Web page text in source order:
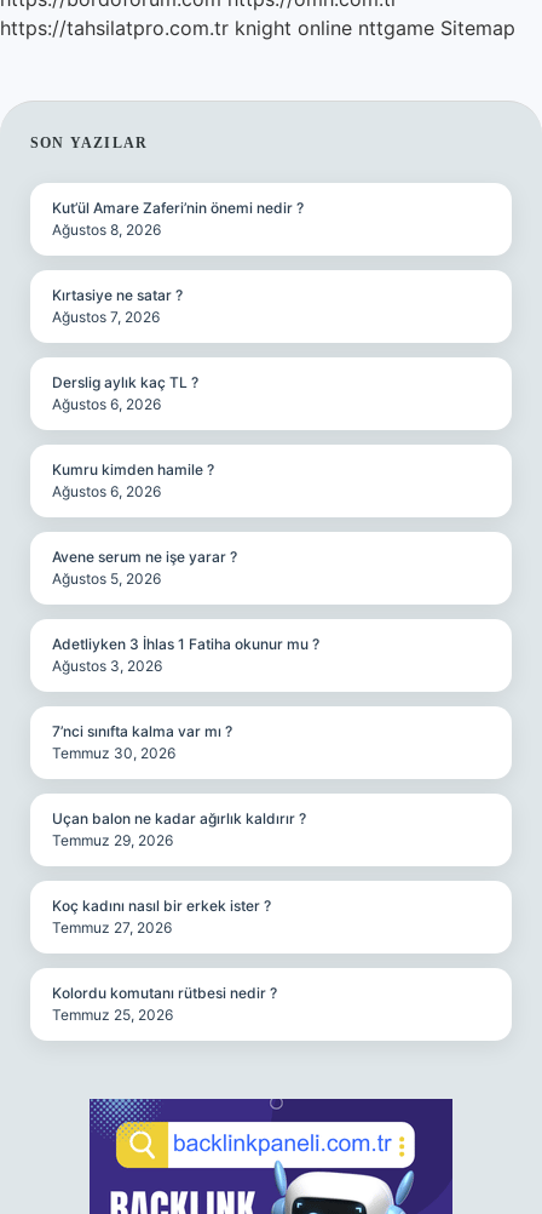
https://tahsilatpro.com.tr knight online nttgame Sitemap
SIDEBAR
SON YAZILAR
Kut’ül Amare Zaferi’nin önemi nedir ?
Ağustos 8, 2026
Kırtasiye ne satar ?
Ağustos 7, 2026
Derslig aylık kaç TL ?
Ağustos 6, 2026
Kumru kimden hamile ?
Ağustos 6, 2026
Avene serum ne işe yarar ?
Ağustos 5, 2026
Adetliyken 3 İhlas 1 Fatiha okunur mu ?
Ağustos 3, 2026
7’nci sınıfta kalma var mı ?
Temmuz 30, 2026
Uçan balon ne kadar ağırlık kaldırır ?
Temmuz 29, 2026
Koç kadını nasıl bir erkek ister ?
Temmuz 27, 2026
Kolordu komutanı rütbesi nedir ?
Temmuz 25, 2026